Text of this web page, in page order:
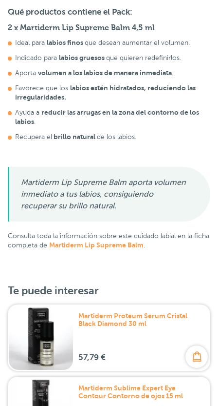
Qué productos contiene el Pack:
2 x Martiderm Lip Supreme Balm 4,5 ml
Ideal para labios finos que desean aumentar el volumen.
Indicado para labios gruesos que quieren redefinirlos.
Aporta volumen a los labios de manera inmediata
Favorece que los labios estén hidratados, reduciendo las
irregularidades.
Ayuda a reducir las arrugas en la zona del contorno de los
labios
Recupera el brillo natural de los labios.
Martiderm Lip Supreme Balm aporta volumen
inmediato a tus labios, consiguiendo
recuperar su brillo natural.
Consulta toda la información sobre este cuidado labial en la ficha
completa de Martiderm Lip Supreme Balm
Te puede interesar
Martiderm Proteum Serum Cristal
Black Diamond 30 ml
57,79 €
Martiderm Sublime Expert Eye
Contour Contorno de ojos 15 ml